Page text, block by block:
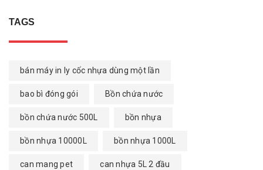
TAGS
bán máy in ly cốc nhựa dùng một lần
bao bì đóng gói Bồn chứa nước
bồn chứa nước 500L bồn nhựa
bồn nhựa 10000L bồn nhựa 1000L
can mang pet can nhựa 5L 2 đầu